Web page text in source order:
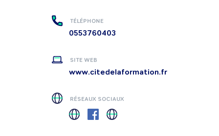
TÉLÉPHONE
0553760403
SITE WEB
www.citedelaformation.fr
RÉSEAUX SOCIAUX